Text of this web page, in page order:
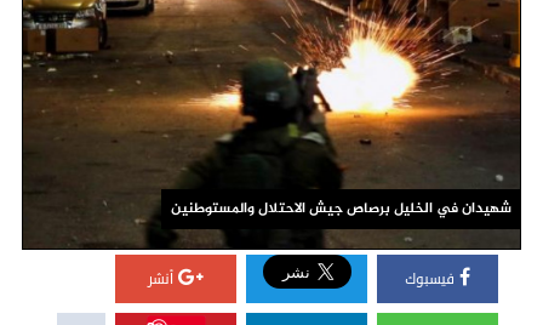
شهيدان في الخليل برصاص جيش الاحتلال والمستوطنين
فيسبوك أنشر